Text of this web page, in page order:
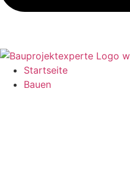
Startseite
Bauen